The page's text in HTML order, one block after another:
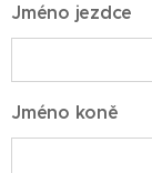
Jméno jezdce
Jméno koně